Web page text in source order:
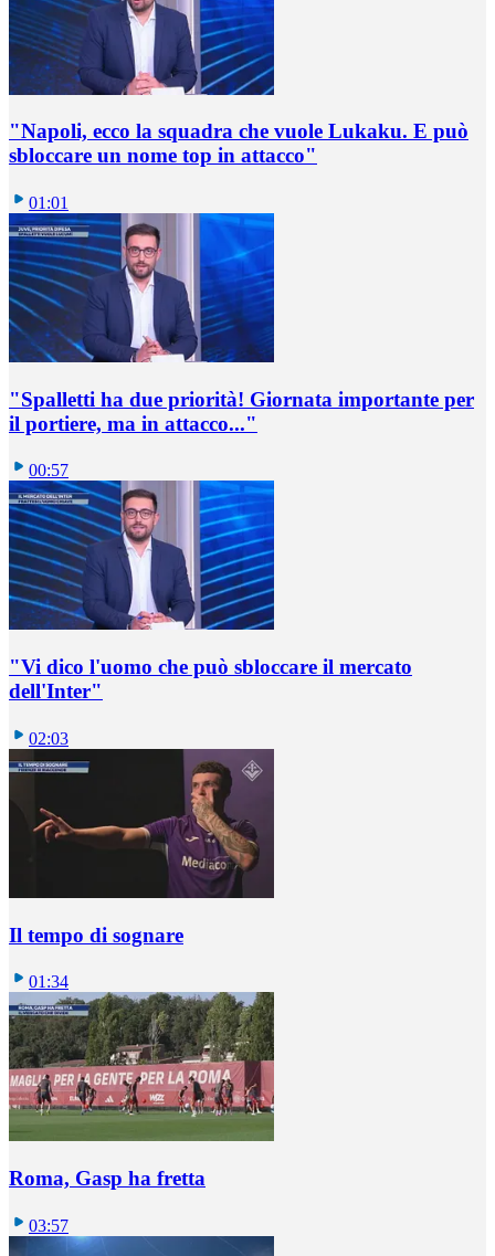
"Napoli, ecco la squadra che vuole Lukaku. E può
sbloccare un nome top in attacco"
01:01
"Spalletti ha due priorità! Giornata importante per
il portiere, ma in attacco..."
00:57
"Vi dico l'uomo che può sbloccare il mercato
dell'Inter"
02:03
Il tempo di sognare
01:34
Roma, Gasp ha fretta
03:57